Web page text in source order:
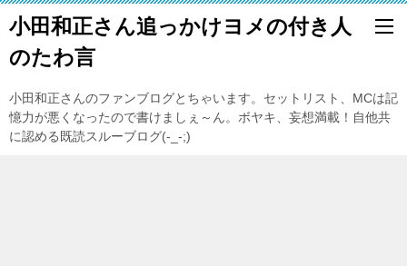
小田和正さん追っかけヨメの付き人
のたわ言
小田和正さんのファンブログとちゃいます。セットリスト、MCは記
憶力が悪くなったので書けましぇ～ん。ボヤキ、妄想満載！自他共
に認める既読スルーブログ(-_-;)